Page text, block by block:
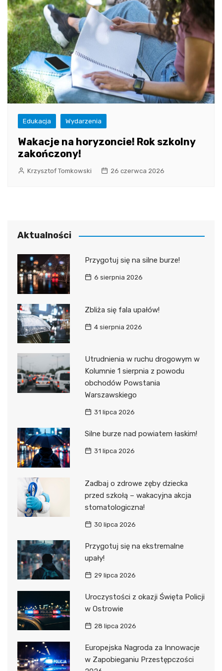
Edukacja Wydarzenia
Wakacje na horyzoncie! Rok szkolny
zakończony!
Krzysztof Tomkowski 26 czerwca 2026
Aktualności
Przygotuj się na silne burze!
6 sierpnia 2026
Zbliża się fala upałów!
4 sierpnia 2026
Utrudnienia w ruchu drogowym w
Kolumnie 1 sierpnia z powodu
obchodów Powstania
Warszawskiego
31 lipca 2026
Silne burze nad powiatem łaskim!
31 lipca 2026
Zadbaj o zdrowe zęby dziecka
przed szkołą – wakacyjna akcja
stomatologiczna!
30 lipca 2026
Przygotuj się na ekstremalne
upały!
29 lipca 2026
Uroczystości z okazji Święta Policji
w Ostrowie
28 lipca 2026
Europejska Nagroda za Innowacje
w Zapobieganiu Przestępczości